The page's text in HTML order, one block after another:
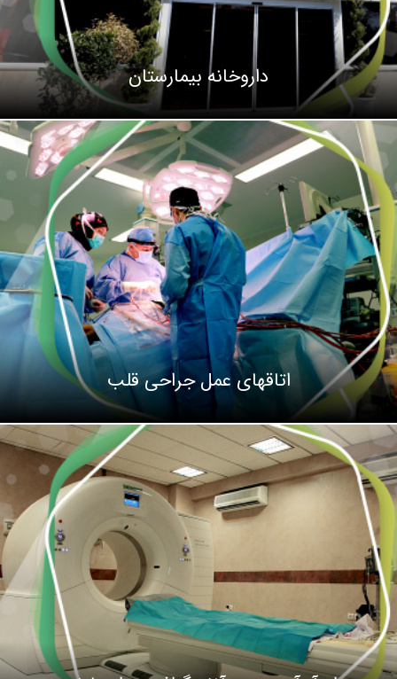
داروخانه بیمارستان
اتاقهای عمل جراحی قلب